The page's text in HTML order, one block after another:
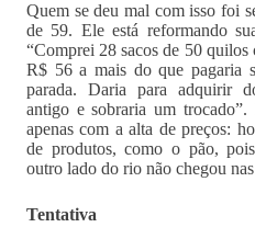
Quem se deu mal com isso foi
de 59. Ele está reformando
“Comprei 28 sacos de 50 quilos
R$ 56 a mais do que pagaria
parada. Daria para adquirir
antigo e sobraria um trocado”.
apenas com a alta de preços:
de produtos, como o pão,
outro lado do rio não chegou
Tentativa